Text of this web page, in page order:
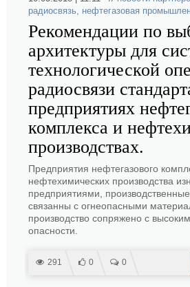
радиосвязь, нефтегазовая
Рекомендации по
архитектуры для
технологической
радиосвязи
предприятиях
комплекса и
производствах.
Предприятия нефтегазового
нефтехимических производства
предприятиями,
связанны с огнеопасными
производство сопряжено с
опасности.
291 0 0